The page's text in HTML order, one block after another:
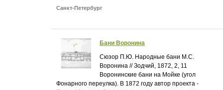
Санкт-Петербург
Бани Воронина
Сюзор П.Ю. Народные бани М.С.
Воронина // Зодчий, 1872, 2, 11
Воронинские бани на Мойке (угол
Фонарного переулка). В 1872 году автор проекта -